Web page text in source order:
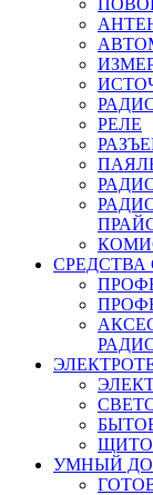
РЕЛЕ
УМНЫЙ